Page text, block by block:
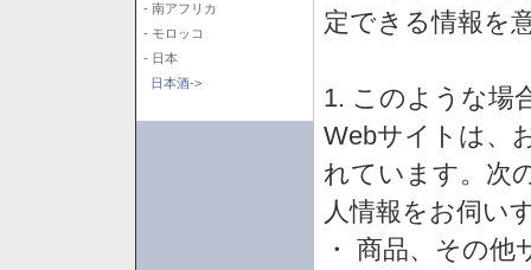
- 南アフリカ
- モロッコ
- 日本
日本酒->
定できる情報を
1. このような場
Webサイトは、
れています。次
人情報をお伺い
・ 商品、その